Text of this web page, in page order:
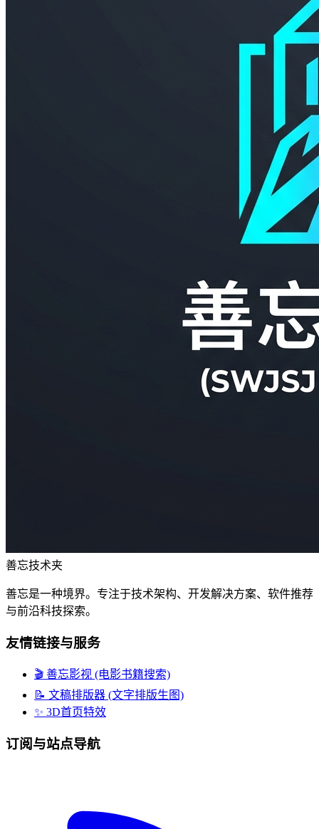
善忘技术夹
善忘是一种境界。专注于技术架构、开发解决方案、软件推荐
与前沿科技探索。
友情链接与服务
🎬 善忘影视 (电影书籍搜索)
📝 文稿排版器 (文字排版生图)
✨ 3D首页特效
订阅与站点导航